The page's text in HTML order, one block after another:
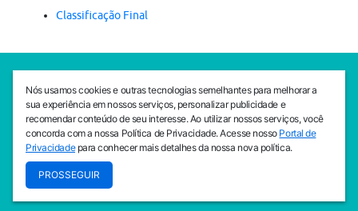
Classificação Final
SEDE CEJAM
Av. da Liberdade, 765, Liberdade, São Paulo, 01503-001
(11) 3469 - 1818
INSTITUTO CEJAM
Av. da Liberdade, 765, Liberdade, São Paulo, 01503-001
Nós usamos cookies e outras tecnologias semelhantes para melhorar a
sua experiência em nossos serviços, personalizar publicidade e
recomendar conteúdo de seu interesse. Ao utilizar nossos serviços, você
concorda com a nossa Política de Privacidade. Acesse nosso Portal de
Privacidadepara conhecer mais detalhes da nossa nova política.
PROSSEGUIR